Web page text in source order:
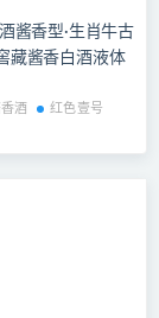
酱香型·生肖牛古
藏酱香白酒液体
酒 红色壹号